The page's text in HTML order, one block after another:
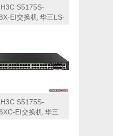
S5175S-
EI交换机 华三LS-
S5175S-
EI交换机 华三